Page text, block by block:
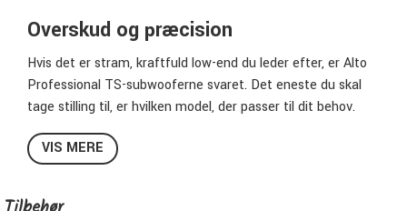
Overskud og præcision
Hvis det er stram, kraftfuld low-end du leder efter, er Alto
Professional TS-subwooferne svaret. Det eneste du skal
tage stilling til, er hvilken model, der passer til dit behov.
ALTO Professional TS18S
subwooferen kraftfuld, men kontrolleret bas til din PA-
VIS MERE